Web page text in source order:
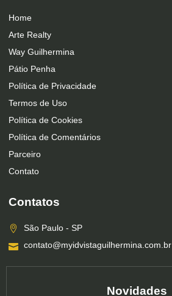
Home
Arte Realty
Way Guilhermina
Pátio Penha
Política de Privacidade
Termos de Uso
Política de Cookies
Política de Comentários
Parceiro
Contato
Contatos
São Paulo - SP
contato@myidvistaguilhermina.com.br
Novidades